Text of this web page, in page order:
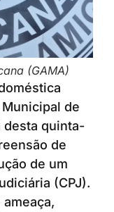
(GAMA)
de
desta quinta-
de
de um
(CPJ).